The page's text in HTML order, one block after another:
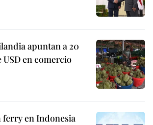
apuntan a 20
en comercio
en Indonesia